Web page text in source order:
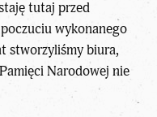
tutaj przed
wykonanego
stworzyliśmy biura,
Narodowej nie